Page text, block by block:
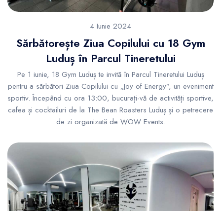
4 Iunie 2024
Sărbătorește Ziua Copilului cu 18 Gym
Luduș în Parcul Tineretului
Pe 1 iunie, 18 Gym Luduș te invită în Parcul Tineretului Luduș
pentru a sărbători Ziua Copilului cu „Joy of Energy”, un eveniment
sportiv. Începând cu ora 13:00, bucurați-vă de activități sportive,
cafea și cocktailuri de la The Bean Roasters Luduș și o petrecere
de zi organizată de WOW Events.